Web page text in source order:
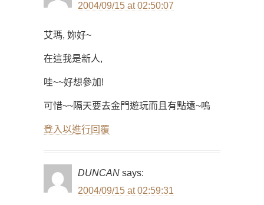
2004/09/15 at 02:50:07
艾瑪, 妳好~
在這我是新人,
哇~~好想參加!
可惜~~隔天要去金門遊玩而且有點遠~嗚
登入以進行回覆
DUNCAN says:
2004/09/15 at 02:59:31